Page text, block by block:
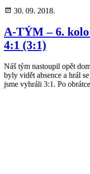
30. 09. 2018.
A-TÝM – 6.
4:1 (3:1)
Náš tým nastoupil opět
byly vidět absence a hrál
jsme vyhráli 3:1. Po